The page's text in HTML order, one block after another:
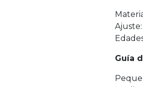
Guía